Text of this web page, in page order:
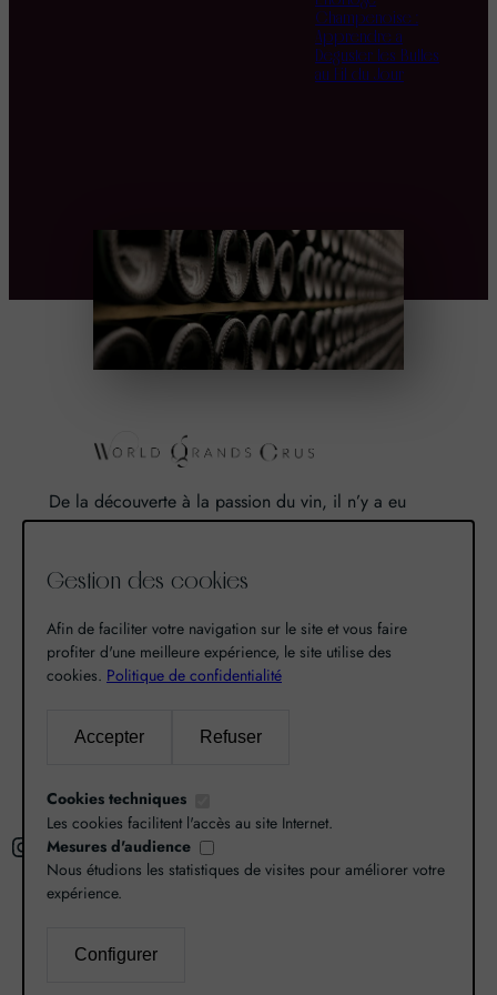
Champenoise :
Apprendre à
Déguster les Bulles
au Fil du Jour
De la découverte à la passion du vin, il n’y a eu
qu’un pas. Un pas que nous avons franchi en faisant
là est né World Grands Crus avec pour mission de
nos terroirs.
Recherche
c
Instagram X
L’abus d’alcool est dangereux pour la santé,
Gestion des cookies
Afin de faciliter votre navigation sur le site et vous faire
profiter d'une meilleure expérience, le site utilise des
cookies. Politique de confidentialité
Accepter Refuser
Cookies techniques
Les cookies facilitent l'accès au site Internet.
Mesures d'audience
Nous étudions les statistiques de visites pour améliorer votre
expérience.
Configurer